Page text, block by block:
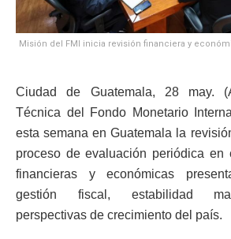
Misión del FMI inicia revisión financiera y
Ciudad de Guatemala, 28 may.
Técnica del Fondo Monetario
esta semana en Guatemala la
proceso de evaluación periódica en
financieras y económicas
gestión fiscal, estabilidad
perspectivas de crecimiento del país.